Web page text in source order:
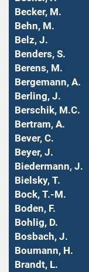
Becker, M.
Behn, M.
Belz, J.
Benders, S.
Berens, M.
Bergemann, A.
Berling, J.
Berschik, M.C.
Bertram, A.
Bever, C.
Beyer, J.
Biedermann, J.
Bielsky, T.
Bock, T.-M.
Boden, F.
Bohlig, D.
Bosbach, J.
Boumann, H.
Brandt, L.